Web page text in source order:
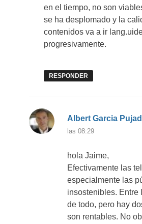
en el tiempo, no son
se ha desplomado y la
contenidos va a ir
progresivamente.
RESPONDER
Albert Garcia
las 08:29
hola Jaime,
Efectivamente las
especialmente las
insostenibles. Entre
de todo, pero hay
son rentables. No